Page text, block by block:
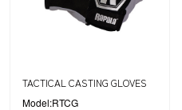
TACTICAL CASTING GLOVES
Model:RTCG